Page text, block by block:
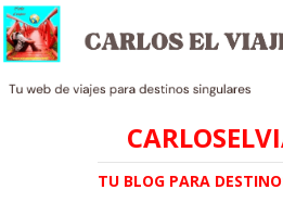
TU BLOG PARA